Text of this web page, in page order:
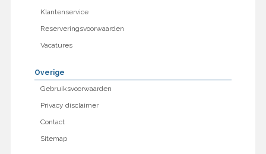
Klantenservice
Reserveringsvoorwaarden
Vacatures
Overige
Gebruiksvoorwaarden
Privacy disclaimer
Contact
Sitemap